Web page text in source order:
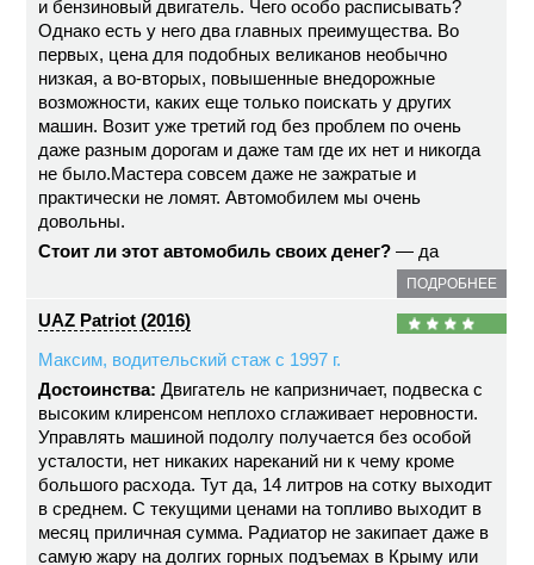
и бензиновый двигатель. Чего особо расписывать?
Однако есть у него два главных преимущества. Во
первых, цена для подобных великанов необычно
низкая, а во-вторых, повышенные внедорожные
возможности, каких еще только поискать у других
машин. Возит уже третий год без проблем по очень
даже разным дорогам и даже там где их нет и никогда
не было.Мастера совсем даже не зажратые и
практически не ломят. Автомобилем мы очень
довольны.
Стоит ли этот автомобиль своих денег? — да
ПОДРОБНЕЕ
UAZ Patriot (2016)
Максим, водительский стаж с 1997 г.
Достоинства: Двигатель не капризничает, подвеска с
высоким клиренсом неплохо сглаживает неровности.
Управлять машиной подолгу получается без особой
усталости, нет никаких нареканий ни к чему кроме
большого расхода. Тут да, 14 литров на сотку выходит
в среднем. С текущими ценами на топливо выходит в
месяц приличная сумма. Радиатор не закипает даже в
самую жару на долгих горных подъемах в Крыму или